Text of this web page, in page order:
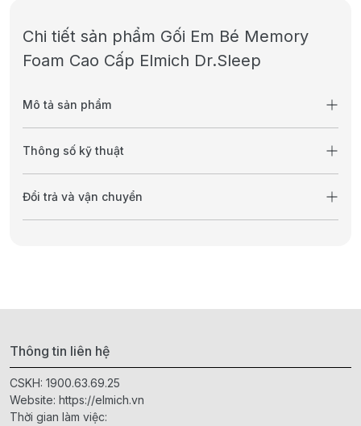
Chi tiết sản phẩm Gối Em Bé Memory
Foam Cao Cấp Elmich Dr.Sleep
Mô tả sản phẩm
Thông số kỹ thuật
Đổi trả và vận chuyển
Thông tin liên hệ
CSKH: 1900.63.69.25
Website: https://elmich.vn
Thời gian làm việc: